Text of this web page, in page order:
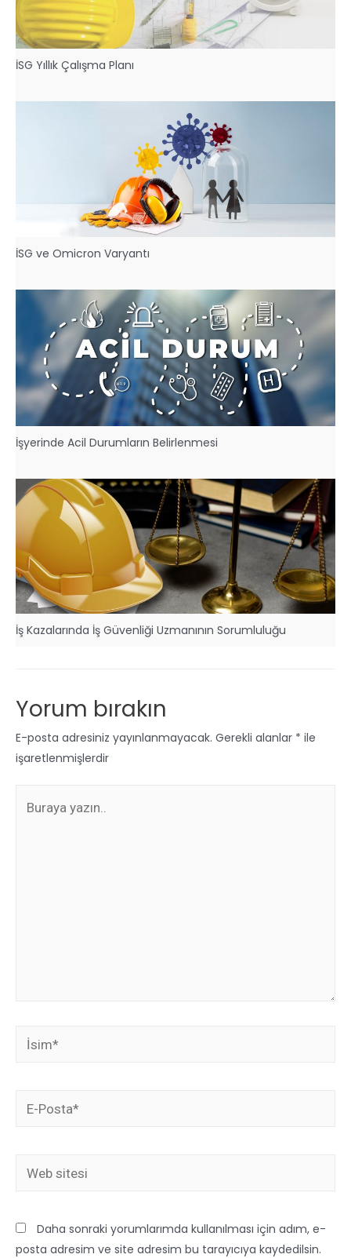
İSG Yıllık Çalışma Planı
İSG ve Omicron Varyantı
İşyerinde Acil Durumların Belirlenmesi
İş Kazalarında İş Güvenliği Uzmanının Sorumluluğu
Yorum bırakın
E-posta adresiniz yayınlanmayacak. Gerekli alanlar * ile
işaretlenmişlerdir
Daha sonraki yorumlarımda kullanılması için adım, e-
posta adresim ve site adresim bu tarayıcıya kaydedilsin.